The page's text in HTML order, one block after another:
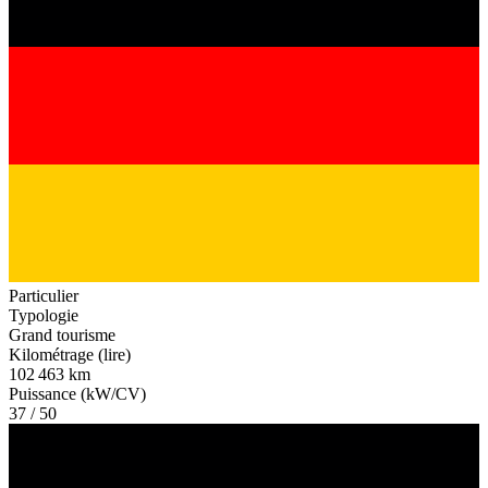
Particulier
Typologie
Grand tourisme
Kilométrage (lire)
102 463 km
Puissance (kW/CV)
37 / 50